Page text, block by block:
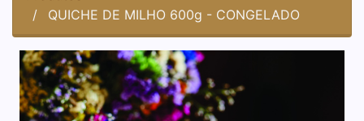
QUICHE DE MILHO 600g - CONGELADO